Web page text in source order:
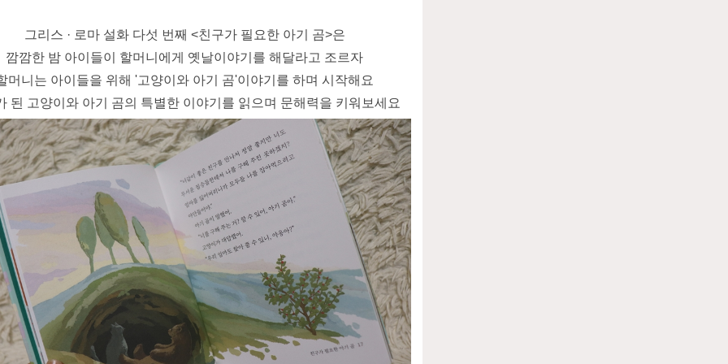
그리스 · 로마 설화 다섯 번째 <친구가 필요한 아기 곰>은
깜깜한 밤 아이들이 할머니에게 옛날이야기를 해달라고 조르자
머니는 아이들을 위해 '고양이와 아기 곰'이야기를 하며 시작해요
된 고양이와 아기 곰의 특별한 이야기를 읽으며 문해력을 키워보세요